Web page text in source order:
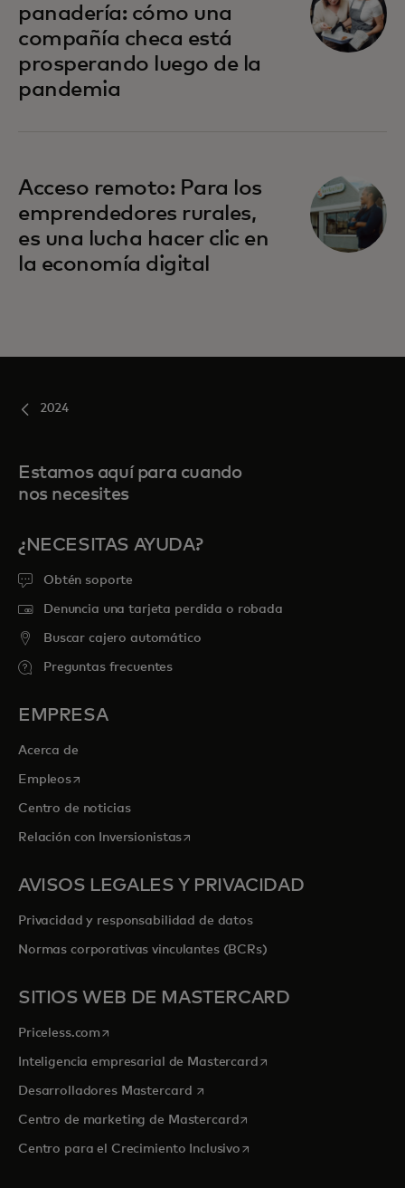
panadería: cómo una
compañía checa está
prosperando luego de la
pandemia
Acceso remoto: Para los
emprendedores rurales,
es una lucha hacer clic en
la economía digital
2024
Estamos aquí para cuando
nos necesites
¿NECESITAS AYUDA?
Obtén soporte
Denuncia una tarjeta perdida o robada
Buscar cajero automático
Preguntas frecuentes
EMPRESA
Acerca de
Empleosse abre en una pestaña nueva
Centro de noticias
Relación con Inversionistasse abre en una pestaña nueva
AVISOS LEGALES Y PRIVACIDAD
Privacidad y responsabilidad de datos
Normas corporativas vinculantes (BCRs)
SITIOS WEB DE MASTERCARD
Priceless.com se abre en una pestaña nueva
Inteligencia empresarial de Mastercardse abre en una pestaña
Desarrolladores Mastercard se abre en una pestaña nueva
Centro de marketing de Mastercardse abre en una pestaña
Centro para el Crecimiento Inclusivose abre en una pestaña